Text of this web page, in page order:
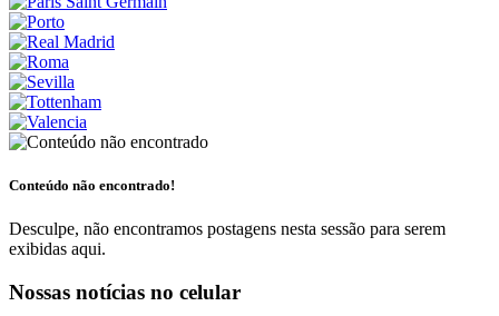
Conteúdo não encontrado!
Desculpe, não encontramos postagens nesta sessão para serem
exibidas aqui.
Nossas notícias no celular